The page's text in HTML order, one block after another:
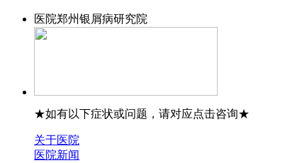
医院郑州银屑病研究院
★如有以下症状或问题，请对应点击咨询★
关于医院
医院新闻